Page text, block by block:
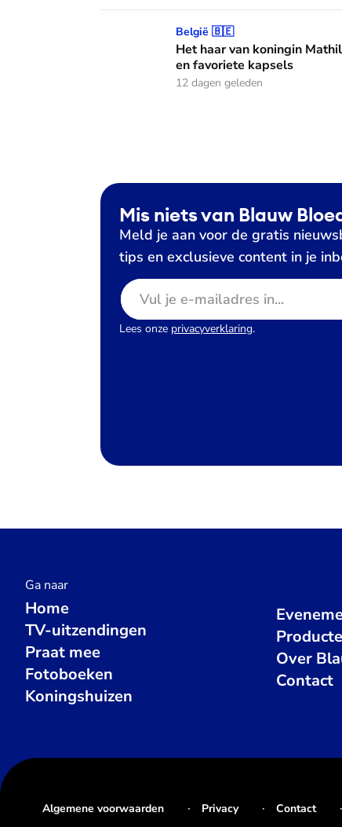
Het haar van koningin Mathilde: alles over
België 🇧🇪
Het haar van koningin
en favoriete kapsels
12 dagen geleden
Mis niets van Blauw
Meld je aan voor de gratis
tips en exclusieve content in je
E-mailadres
Lees onze privacyverklaring.
Ga naar
Home
TV-uitzendingen
Praat mee
Fotoboeken
Koningshuizen
Over
Contact
Algemene voorwaarden Privacy Contact